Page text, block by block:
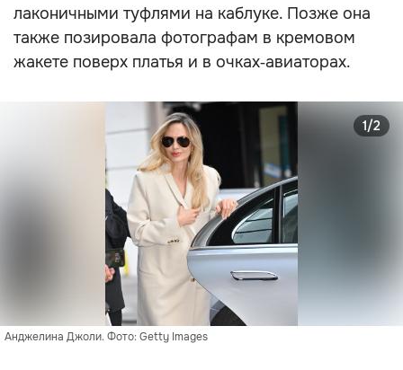
лаконичными туфлями на каблуке. Позже она
также позировала фотографам в кремовом
жакете поверх платья и в очках‑авиаторах.
Анджелина Джоли. Фото: Getty Images
1/2